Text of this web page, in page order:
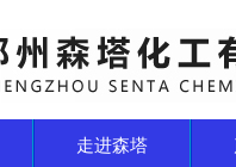
走进森塔
厂区一角